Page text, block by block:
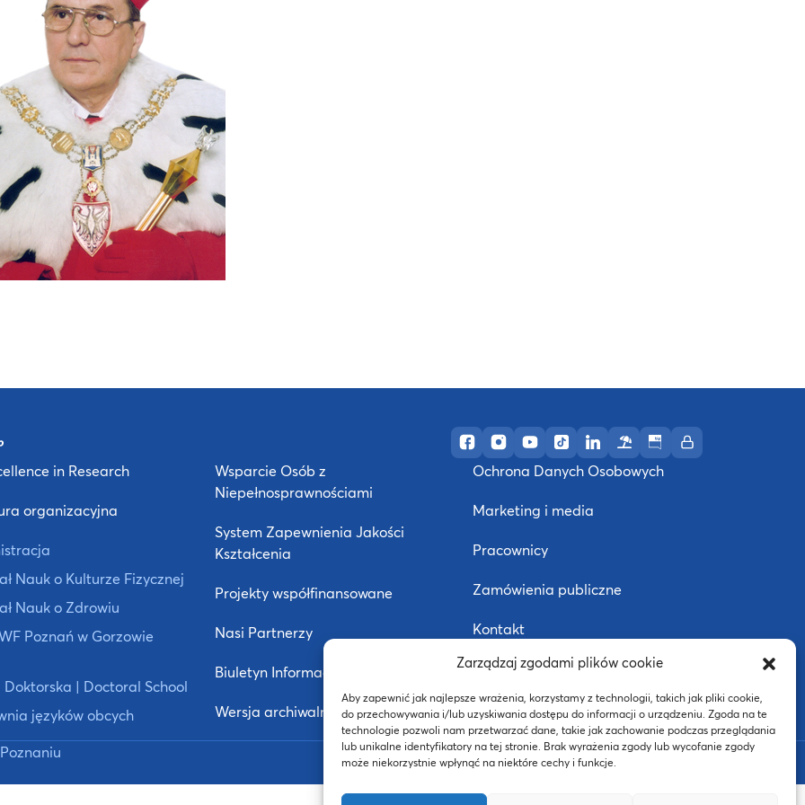
Zarządzaj zgodami plików cookie
Aby zapewnić jak najlepsze wrażenia, korzystamy z technologii, takich jak pliki cookie,
do przechowywania i/lub uzyskiwania dostępu do informacji o urządzeniu. Zgoda na te
technologie pozwoli nam przetwarzać dane, takie jak zachowanie podczas przeglądania
lub unikalne identyfikatory na tej stronie. Brak wyrażenia zgody lub wycofanie zgody
może niekorzystnie wpłynąć na niektóre cechy i funkcje.
Profil AWF Poznań w serwisie Facebook
Profil AWF Poznań w serwisie Instagram
Profil AWF Poznań w serwisie YouTube
Profil AWF Poznań w serwisie TikTok
Profil AWF Poznań w serwisie
Ośrodek wypoczynkowy w
Biuletyn Informacji
Intranet
in Research
organizacyjna
Nauk o Kulturze Fizycznej
Nauk o Zdrowiu
Poznań w Gorzowie
Doktorska | Doctoral School
języków obcych
Wsparcie Osób z
Niepełnosprawnościami
System Zapewnienia Jakości
Kształcenia
Projekty współfinansowane
Nasi Partnerzy
Biuletyn Informacji Publicznej
Wersja archiwalna strony
Ochrona Danych Osobowych
Marketing i media
Pracownicy
Zamówienia publiczne
Kontakt
Deklaracja dostępności
BIP